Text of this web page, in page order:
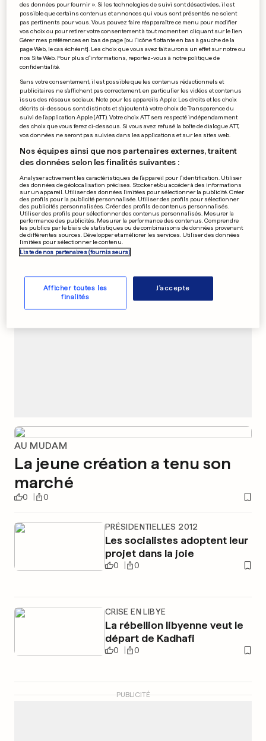
FAMILLE EN DÉTRESSE
Quand une assurance refuse
d'indemniser
0 0
Les Clefs d'or étaient réunies
ce week-end
INITIATIVE
Les footballeurs en herbe
étaient sur les terrains
0 0
AU MUDAM
La jeune création a tenu son
marché
0 0
PRÉSIDENTIELLES 2012
Les socialistes adoptent leur
projet dans la joie
0 0
CRISE EN LIBYE
La rébellion libyenne veut le
départ de Kadhafi
0 0
PUBLICITÉ
des données pour fournir ». Si les technologies de suivi sont désactivées, il est
possible que certains contenus et annonces qui vous sont présentés ne soient
pas pertinents pour vous. Vous pouvez faire réapparaître ce menu pour modifier
vos choix ou pour retirer votre consentement à tout moment en cliquant sur le lien
Gérer mes préférences en bas de page [ou l'icône flottante en bas à gauche de la
page Web, le cas échéant]. Les choix que vous avez fait aurons un effet sur notre ou
nos Site Web. Pour plus d’informations, reportez-vous à notre politique de
confidentialité.
Sans votre consentement, il est possible que les contenus rédactionnels et
publicitaires ne s'affichent pas correctement, en particulier les vidéos et contenus
issus des réseaux sociaux. Note pour les appareils Apple: Les droits et les choix
décrits ci-dessous sont distincts et s'ajoutent à votre choix de Transparence du
suivi de l'application Apple (ATT). Votre choix ATT sera respecté indépendamment
des choix que vous ferez ci-dessous. Si vous avez refusé la boîte de dialogue ATT,
vos données ne seront pas suivies dans les applications et sur les sites web.
Nos équipes ainsi que nos partenaires externes, traitent
des données selon les finalités suivantes :
Analyser activement les caractéristiques de l’appareil pour l’identification. Utiliser
des données de géolocalisation précises. Stocker et/ou accéder à des informations
sur un appareil. Utiliser des données limitées pour sélectionner la publicité. Créer
des profils pour la publicité personnalisée. Utiliser des profils pour sélectionner
des publicités personnalisées. Créer des profils de contenus personnalisés.
Utiliser des profils pour sélectionner des contenus personnalisés. Mesurer la
performance des publicités. Mesurer la performance des contenus. Comprendre
les publics par le biais de statistiques ou de combinaisons de données provenant
de différentes sources. Développer et améliorer les services. Utiliser des données
limitées pour sélectionner le contenu.
Liste de nos partenaires (fournisseurs)
Afficher toutes les
finalités
J'accepte